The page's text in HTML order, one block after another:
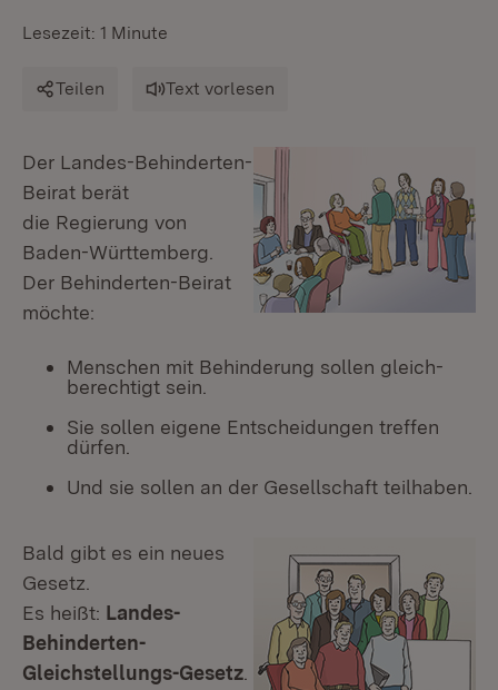
Lesezeit: 1 Minute
Teilen Text vorlesen
Der Landes-Behinderten-
Beirat berät
die Regierung von
Baden-Württemberg.
Der Behinderten-Beirat
möchte:
Menschen mit Behinderung sollen gleich-
berechtigt sein.
Sie sollen eigene Entscheidungen treffen
dürfen.
Und sie sollen an der Gesellschaft teilhaben.
Bald gibt es ein neues
Gesetz.
Es heißt: Landes-
Behinderten-
Gleichstellungs-Gesetz